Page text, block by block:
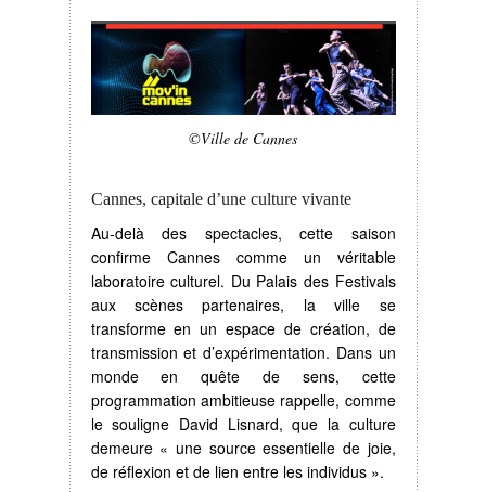
©Ville de Cannes
Cannes, capitale d’une culture vivante
Au-delà des spectacles, cette saison
confirme Cannes comme un véritable
laboratoire culturel. Du Palais des Festivals
aux scènes partenaires, la ville se
transforme en un espace de création, de
transmission et d’expérimentation. Dans un
monde en quête de sens, cette
programmation ambitieuse rappelle, comme
le souligne David Lisnard, que la culture
demeure « une source essentielle de joie,
de réflexion et de lien entre les individus ».